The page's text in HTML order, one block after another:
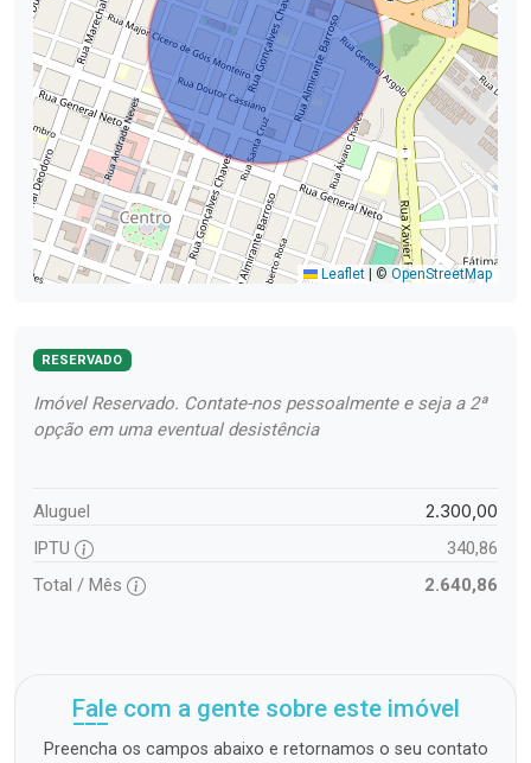
Leaflet © OpenStreetMap
RESERVADO
Imóvel Reservado. Contate-nos pessoalmente e seja a 2ª
opção em uma eventual desistência
Aluguel 2.300,00
IPTU
340,86
Total / Mês
2.640,86
Fale com a gente sobre este imóvel
Preencha os campos abaixo e retornamos o seu contato